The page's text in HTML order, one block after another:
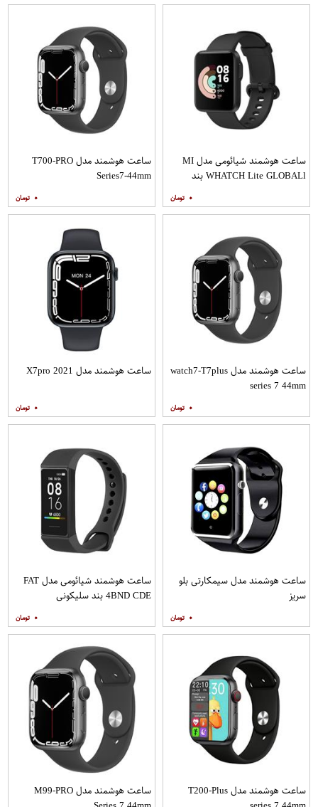
ساعت هوشمند شیائومی مدل MI
WHATCH Lite GLOBALl بند
۰
ساعت هوشمند مدل T700-PRO
Series7-44mm
۰
ساعت هوشمند مدل watch7-T7plus
series 7 44mm
۰
ساعت هوشمند مدل X7pro 2021
۰
ساعت هوشمند مدل سیمکارتی بلو
سریز
۰
ساعت هوشمند شیائومی مدل FAT
4BND CDE بند سلیکونی
۰
ساعت هوشمند مدل T200-Plus
ساعت هوشمند مدل M99-PRO